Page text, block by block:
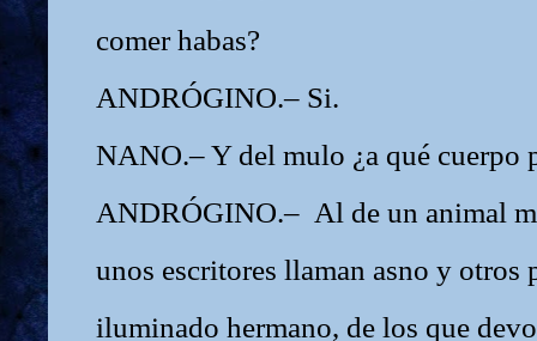
comer habas?
ANDRÓGINO.– Si.
NANO.– Y del mulo ¿a qué cuerpo
ANDRÓGINO.– Al de un animal
unos escritores llaman asno y otros
iluminado hermano, de los que